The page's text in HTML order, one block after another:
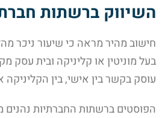
השיווק ברשתות
חישוב מהיר מראה כי שיעור ניכר
בעל מוניטין או קליניקה ובית עסק
עוסק בקשר בין אישי, בין
הפוסטים ברשתות החברתיות